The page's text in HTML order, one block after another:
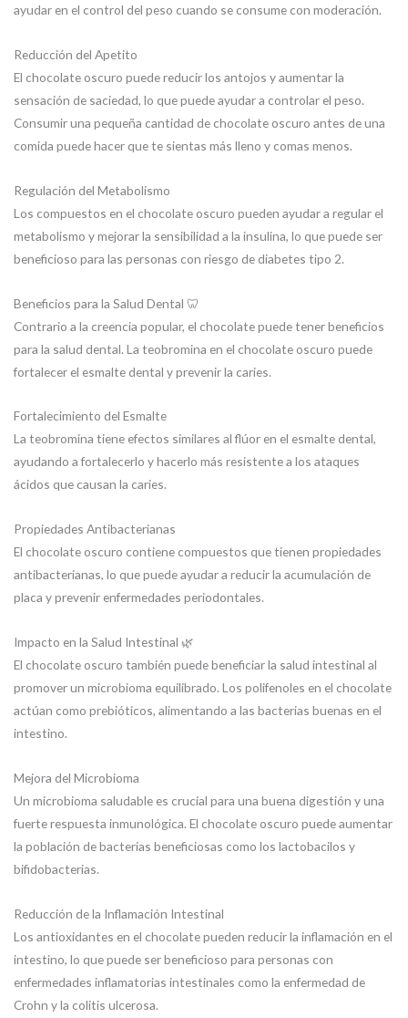
ayudar en el control del peso cuando se consume con moderación.
Reducción del Apetito
El chocolate oscuro puede reducir los antojos y aumentar la
sensación de saciedad, lo que puede ayudar a controlar el peso.
Consumir una pequeña cantidad de chocolate oscuro antes de una
comida puede hacer que te sientas más lleno y comas menos.
Regulación del Metabolismo
Los compuestos en el chocolate oscuro pueden ayudar a regular el
metabolismo y mejorar la sensibilidad a la insulina, lo que puede ser
beneficioso para las personas con riesgo de diabetes tipo 2.
Beneficios para la Salud Dental 🦷
Contrario a la creencia popular, el chocolate puede tener beneficios
para la salud dental. La teobromina en el chocolate oscuro puede
fortalecer el esmalte dental y prevenir la caries.
Fortalecimiento del Esmalte
La teobromina tiene efectos similares al flúor en el esmalte dental,
ayudando a fortalecerlo y hacerlo más resistente a los ataques
ácidos que causan la caries.
Propiedades Antibacterianas
El chocolate oscuro contiene compuestos que tienen propiedades
antibacterianas, lo que puede ayudar a reducir la acumulación de
placa y prevenir enfermedades periodontales.
Impacto en la Salud Intestinal 🌿
El chocolate oscuro también puede beneficiar la salud intestinal al
promover un microbioma equilibrado. Los polifenoles en el chocolate
actúan como prebióticos, alimentando a las bacterias buenas en el
intestino.
Mejora del Microbioma
Un microbioma saludable es crucial para una buena digestión y una
fuerte respuesta inmunológica. El chocolate oscuro puede aumentar
la población de bacterias beneficiosas como los lactobacilos y
bifidobacterias.
Reducción de la Inflamación Intestinal
Los antioxidantes en el chocolate pueden reducir la inflamación en el
intestino, lo que puede ser beneficioso para personas con
enfermedades inflamatorias intestinales como la enfermedad de
Crohn y la colitis ulcerosa.